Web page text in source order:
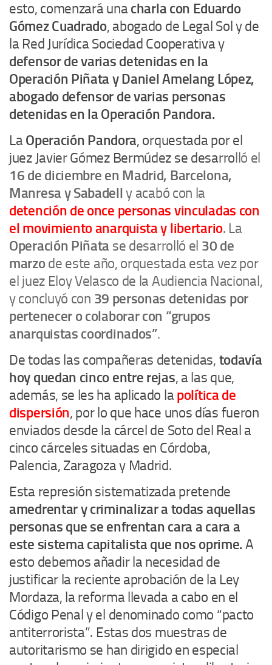
esto, comenzará una charla con Eduardo
Gómez Cuadrado, abogado de Legal Sol y de
la Red Jurídica Sociedad Cooperativa y
defensor de varias detenidas en la
Operación Piñata y Daniel Amelang López,
abogado defensor de varias personas
detenidas en la Operación Pandora.
La Operación Pandora, orquestada por el
juez Javier Gómez Bermúdez se desarro lló el
16 de diciembre en Madrid, Barcelona,
Manresa y Sabadelly acabó con la
detención de once personas vinculadas con
el movimiento anarquista y libertario. La
Operación Piñata se desarrolló el 30 de
marzode este año, orquestada esta vez por
el juez Eloy Velasco de la Audiencia Nacional,
y concluyó con 39 personas detenidas por
pertenecer o colaborar con “grupos
anarquistas coordinados”.
De todas las compañeras detenidas, todavía
hoy quedan cinco entre rejas, a las que,
además, se les ha aplicado la política de
dispersión, por lo que hace unos días fueron
enviados desde la cárcel de Soto del Real a
cinco cárceles situadas en Córdoba,
Palencia, Zaragoza y Madrid.
Esta represión sistematizada pretende
amedrentar y criminalizar a todas aquellas
personas que se enfrentan cara a cara a
este sistema capitalista que nos oprime. A
esto debemos añadir la necesidad de
justificar la reciente aprobación de la Ley
Mordaza, la reforma llevada a cabo en el
Código Penal y el denominado como “pacto
antiterrorista”. Estas dos muestras de
autoritarismo se han dirigido en especial